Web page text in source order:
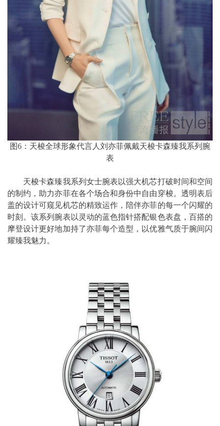
图6：天梭全球形象代言人刘亦菲佩戴天梭卡森臻我系列腕
表
天梭卡森臻我系列女士腕表以强大机芯打破时间和空间
的制约，助力亦菲在各个场合和身份中自由穿梭。透明表后
盖的设计可窥见机芯的精致运作，陪伴亦菲的每一个闪耀的
时刻。该系列腕表以灵动的蓝色指针搭配银色表盘，百搭的
摩登设计更好地加持了亦菲每个造型，以优雅气质于腕间闪
耀臻我魅力。